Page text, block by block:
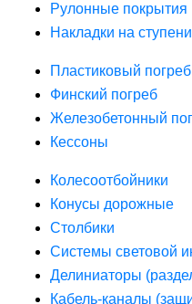
Рулонные покрытия
Накладки на ступени
Пластиковый погреб
Финский погреб
Железобетонный
Кессоны
Колесоотбойники
Конусы дорожные
Столбики
Системы световой
Делиниаторы
Кабель-каналы